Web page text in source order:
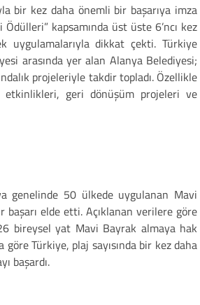
bir kez daha önemli bir başarıya imza
kapsamında üst üste 6’ncı kez
uygulamalarıyla dikkat çekti. Türkiye
arasında yer alan Alanya Belediyesi;
projeleriyle takdir topladı. Özellikle
etkinlikleri, geri dönüşüm projeleri ve
genelinde 50 ülkede uygulanan Mavi
başarı elde etti. Açıklanan verilere göre
bireysel yat Mavi Bayrak almaya hak
göre Türkiye, plaj sayısında bir kez daha
başardı.